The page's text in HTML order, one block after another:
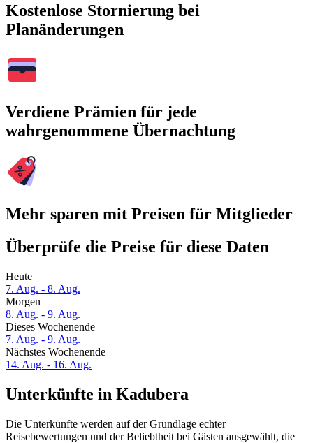
Kostenlose Stornierung bei
Planänderungen
Verdiene Prämien für jede
wahrgenommene Übernachtung
Mehr sparen mit Preisen für Mitglieder
Überprüfe die Preise für diese Daten
Heute
7. Aug. - 8. Aug.
Morgen
8. Aug. - 9. Aug.
Dieses Wochenende
7. Aug. - 9. Aug.
Nächstes Wochenende
14. Aug. - 16. Aug.
Unterkünfte in Kadubera
Die Unterkünfte werden auf der Grundlage echter
Reisebewertungen und der Beliebtheit bei Gästen ausgewählt, die